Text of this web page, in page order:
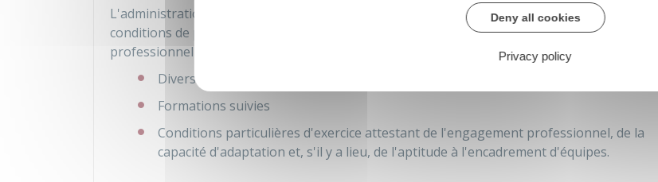
L'administration employeur précise, dans le cadre de ses lignes directrices de gestion, les
conditions de prise en compte de la valeur professionnelle et des acquis de l'expérience
professionnelle notamment à travers les critères suivants :
Diversité du parcours et des fonctions exercées
Formations suivies
Conditions particulières d'exercice attestant de l'engagement professionnel, de la
capacité d'adaptation et, s'il y a lieu, de l'aptitude à l'encadrement d'équipes.
Deny all cookies
Privacy policy